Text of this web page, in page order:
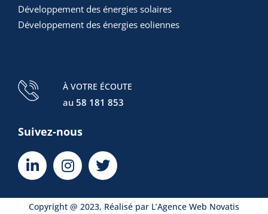
Développement des énergies solaires
Développement des énergies eoliennes
À VOTRE ÉCOUTE
au58 181 853
Suivez-nous
Copyright @ 2023, Réalisé par L’Agence Web Novatis